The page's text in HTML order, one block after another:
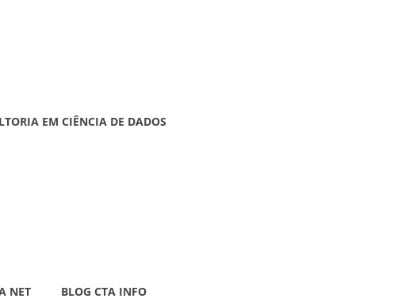
EM CIÊNCIA DE DADOS
NET BLOG CTA INFO